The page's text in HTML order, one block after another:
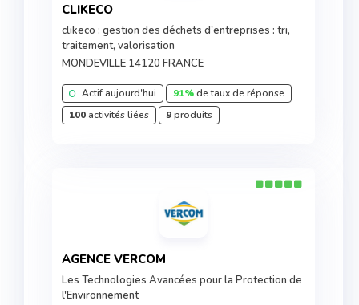
CLIKECO
clikeco : gestion des déchets d'entreprises : tri,
traitement, valorisation
MONDEVILLE 14120 FRANCE
Actif aujourd'hui 91%de taux de réponse
100activités liées 9produits
AGENCE VERCOM
Les Technologies Avancées pour la Protection de
l'Environnement